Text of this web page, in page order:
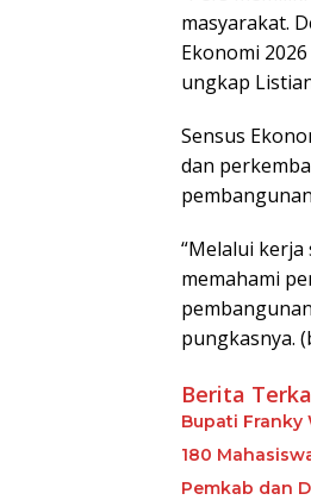
masyarakat.
Ekonomi
ungkap
Sensus
dan
“Melalui
memahami
pungkasnya.
Berita
Bupati Franky
180
Pemkab dan